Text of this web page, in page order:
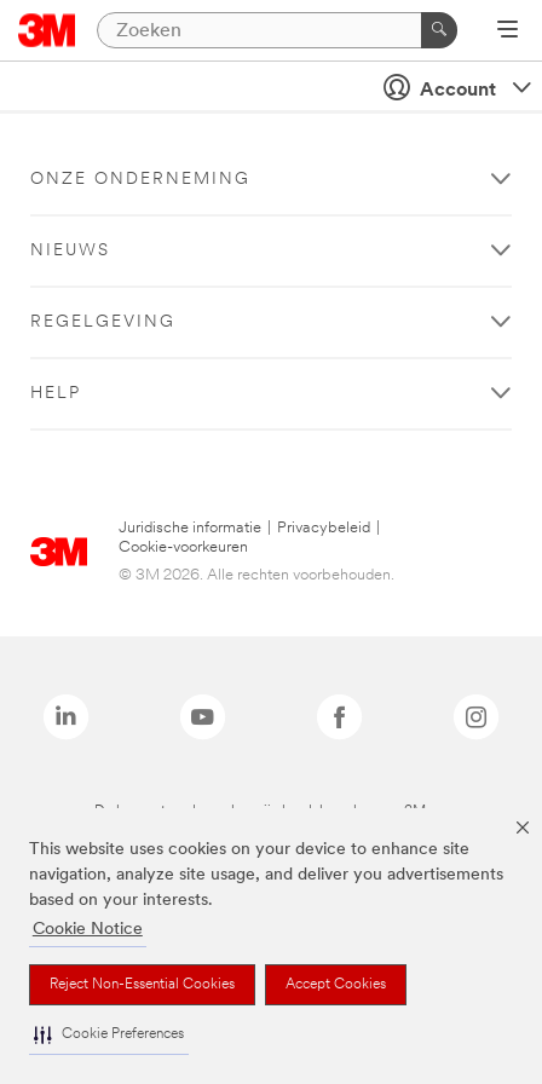
This website uses cookies on your device to enhance site
navigation, analyze site usage, and deliver you advertisements
based on your interests.
Cookie Notice
Reject Non-Essential Cookies Accept Cookies
Cookie Preferences
Account
ONZE ONDERNEMING
NIEUWS
REGELGEVING
HELP
Juridische informatie Privacybeleid
Cookie-voorkeuren
© 3M 2026. Alle rechten voorbehouden.
De bovenstaande merken zijn handelsmerken van 3M.we